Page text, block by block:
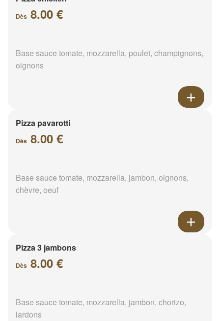
Dès 8.00 €
Base sauce tomate, mozzarella, poulet, champignons,
oignons
Pizza pavarotti
Dès 8.00 €
Base sauce tomate, mozzarella, jambon, oignons,
chèvre, oeuf
Pizza 3 jambons
Dès 8.00 €
Base sauce tomate, mozzarella, jambon, chorizo,
lardons